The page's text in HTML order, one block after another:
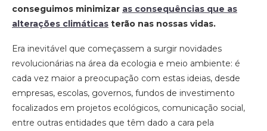
conseguimos minimizar as consequências que as
alterações climáticas terão nas nossas vidas.
Era inevitável que começassem a surgir novidades
revolucionárias na área da ecologia e meio ambiente: é
cada vez maior a preocupação com estas ideias, desde
empresas, escolas, governos, fundos de investimento
focalizados em projetos ecológicos, comunicação social,
entre outras entidades que têm dado a cara pela